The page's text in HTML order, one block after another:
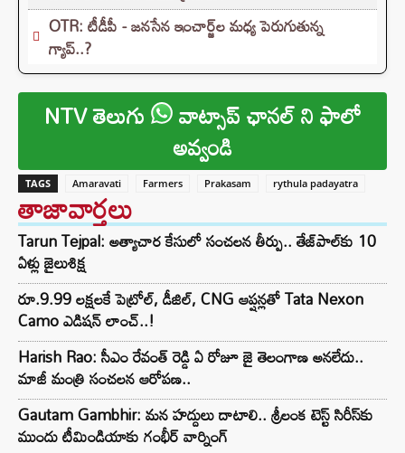
OTR: టీడీపీ - జనసేన ఇంచార్జ్‌ల మధ్య పెరుగుతున్న
గ్యాప్..?
NTV తెలుగు వాట్సాప్ ఛానల్ ని ఫాలో
అవ్వండి
TAGS Amaravati Farmers Prakasam rythula padayatra
తాజావార్తలు
Tarun Tejpal: అత్యాచార కేసులో సంచలన తీర్పు.. తేజ్‌పాల్‌కు 10
ఏళ్లు జైలుశిక్ష
రూ.9.99 లక్షలకే పెట్రోల్, డీజిల్, CNG ఆప్షన్లతో Tata Nexon
Camo ఎడిషన్ లాంచ్..!
Harish Rao: సీఎం రేవంత్ రెడ్డి ఏ రోజూ జై తెలంగాణ అనలేదు..
మాజీ మంత్రి సంచలన ఆరోపణ..
Gautam Gambhir: మన హద్దులు దాటాలి.. శ్రీలంక టెస్ట్ సిరీస్‌కు
ముందు టీమిండియాకు గంభీర్ వార్నింగ్